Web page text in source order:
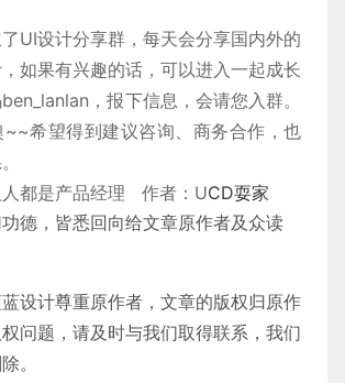
UI设计分享群，每天会分享国内外的
如果有兴趣的话，可以进入一起成长
，报下信息，会请您入群。
~~希望得到建议咨询、商务合作，也
人都是产品经理 作者：UCD耍家
德，皆悉回向给文章原作者及众读
设计尊重原作者，文章的版权归原作
问题，请及时与我们取得联系，我们
。